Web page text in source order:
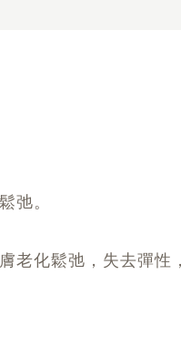
弛。
老化鬆弛，失去彈性